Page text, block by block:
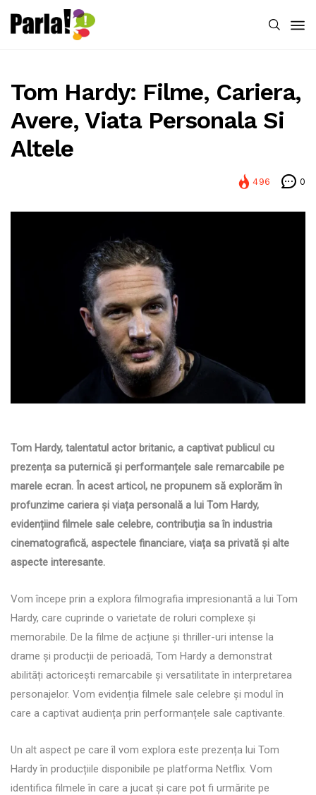
Tom Hardy: Filme, Cariera,
Avere, Viata Personala Si
Altele
496 0
Tom Hardy, talentatul actor britanic, a captivat publicul cu
prezența sa puternică și performanțele sale remarcabile pe
marele ecran. În acest articol, ne propunem să explorăm în
profunzime cariera și viața personală a lui Tom Hardy,
evidențiind filmele sale celebre, contribuția sa în industria
cinematografică, aspectele financiare, viața sa privată și alte
aspecte interesante.
Vom începe prin a explora filmografia impresionantă a lui Tom
Hardy, care cuprinde o varietate de roluri complexe și
memorabile. De la filme de acțiune și thriller-uri intense la
drame și producții de perioadă, Tom Hardy a demonstrat
abilități actoricești remarcabile și versatilitate în interpretarea
personajelor. Vom evidenția filmele sale celebre și modul în
care a captivat audiența prin performanțele sale captivante.
Un alt aspect pe care îl vom explora este prezența lui Tom
Hardy în producțiile disponibile pe platforma Netflix. Vom
identifica filmele în care a jucat și care pot fi urmărite pe